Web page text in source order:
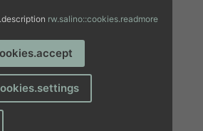
rw.salino::cookies.readmore